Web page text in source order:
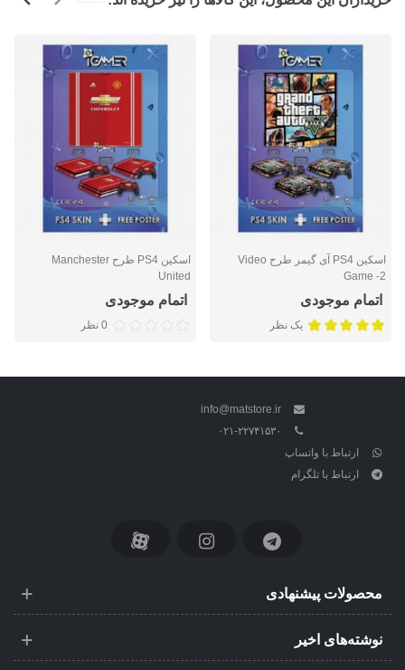
اسکین PS4 آی گیمر طرح Video
Game -2
اتمام موجودی
یک نظر
اسکین PS4 طرح Manchester
United
اتمام موجودی
0 نظر
info@matstore.ir
۰۲۱-۲۲۷۴۱۵۳۰
ارتباط با واتساپ
ارتباط با تلگرام
محصولات پیشنهادی
نوشته‌های اخیر